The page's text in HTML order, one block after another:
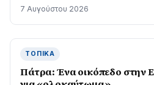
7 Αυγούστου 2026
ΤΟΠΙΚΆ
Πάτρα: Ένα οικόπεδο στην